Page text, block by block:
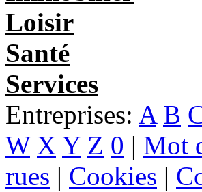
Loisir
Santé
Services
Entreprises: A B
W X Y Z 0 | Mot
rues | Cookies |